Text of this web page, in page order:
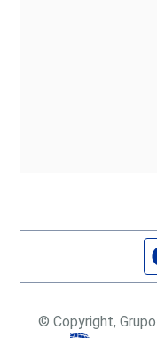
© Copyright,